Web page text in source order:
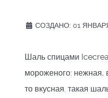
СОЗДАНО: 01
Шаль спицами
мороженого: нежная,
то вкусная. такая